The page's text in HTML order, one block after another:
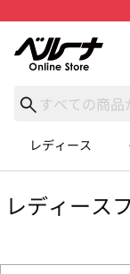
レディース
レディース